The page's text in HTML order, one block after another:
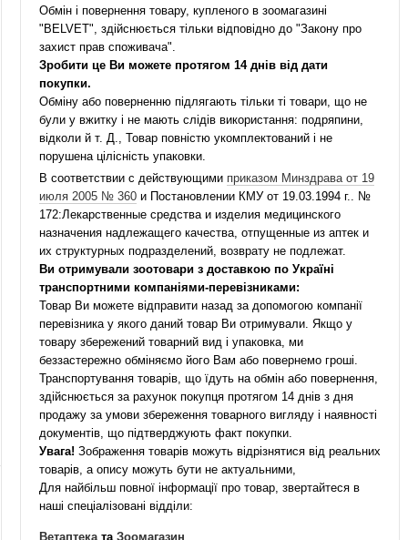
Обмін і повернення товару, купленого в зоомагазині
"BELVET", здійснюється тільки відповідно до "Закону про
захист прав споживача".
Зробити це Ви можете протягом 14 днів від дати
покупки.
Обміну або поверненню підлягають тільки ті товари, що не
були у вжитку і не мають слідів використання: подряпини,
відколи й т. Д., Товар повністю укомплектований і не
порушена цілісність упаковки.
В соответствии с действующими приказом Минздрава от 19
июля 2005 № 360и Постановлении КМУ от 19.03.1994 г.. №
172:Лекарственные средства и изделия медицинского
назначения надлежащего качества, отпущенные из аптек и
их структурных подразделений, возврату не подлежат.
Ви отримували зоотовари з доставкою по Україні
транспортними компаніями-перевізниками:
Товар Ви можете відправити назад за допомогою компанії
перевізника у якого даний товар Ви отримували. Якщо у
товару збережений товарний вид і упаковка, ми
беззастережно обміняємо його Вам або повернемо гроші.
Транспортування товарів, що їдуть на обмін або повернення,
здійснюється за рахунок покупця протягом 14 днів з дня
продажу за умови збереження товарного вигляду і наявності
документів, що підтверджують факт покупки.
Увага! Зображення товарів можуть відрізнятися від реальних
товарів, а опису можуть бути не актуальними,
Для найбільш повної інформації про товар, звертайтеся в
наші спеціалізовані відділи:
Ветаптеката Зоомагазин